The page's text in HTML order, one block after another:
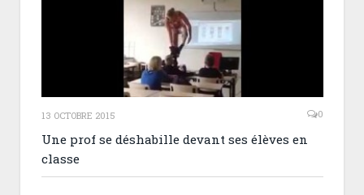
13 OCTOBRE 2015 0
Une prof se déshabille devant ses élèves en
classe